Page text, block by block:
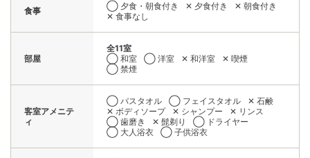
食事 ◯ 夕食・朝食付き ✕ 夕食付き
✕ 朝食付き
✕ 食事なし
部屋
全11室
◯ 和室
◯ 洋室 ✕ 和洋室
✕ 喫煙
◯ 禁煙
客室アメニテ
ィ
◯ バスタオル ◯ フェイスタオル
✕ 石鹸
✕ ボディソープ
✕ シャンプー
✕ リンス
◯ 歯磨き
✕ 髭剃り
◯ ドライヤー
◯ 大人浴衣
◯ 子供浴衣